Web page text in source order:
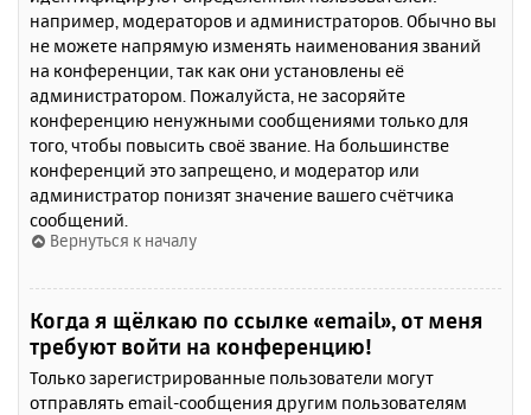
например, модераторов и администраторов. Обычно вы
не можете напрямую изменять наименования званий
на конференции, так как они установлены её
администратором. Пожалуйста, не засоряйте
конференцию ненужными сообщениями только для
того, чтобы повысить своё звание. На большинстве
конференций это запрещено, и модератор или
администратор понизят значение вашего счётчика
сообщений.
Вернуться к началу
Когда я щёлкаю по ссылке «email», от меня
требуют войти на конференцию!
Только зарегистрированные пользователи могут
отправлять email-сообщения другим пользователям